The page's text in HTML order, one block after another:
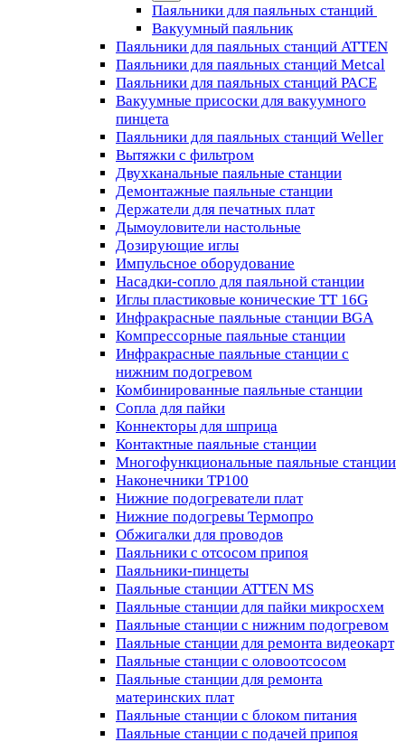
Паяльники для паяльных станций
Вакуумный паяльник
Паяльники для паяльных станций ATTEN
Паяльники для паяльных станций Metcal
Паяльники для паяльных станций PACE
Вакуумные присоски для вакуумного
пинцета
Паяльники для паяльных станций Weller
Вытяжки с фильтром
Двухканальные паяльные станции
Демонтажные паяльные станции
Держатели для печатных плат
Дымоуловители настольные
Дозирующие иглы
Импульсное оборудование
Насадки-сопло для паяльной станции
Иглы пластиковые конические TT 16G
Инфракрасные паяльные станции BGA
Компрессорные паяльные станции
Инфракрасные паяльные станции с
нижним подогревом
Комбинированные паяльные станции
Сопла для пайки
Коннекторы для шприца
Контактные паяльные станции
Многофункциональные паяльные станции
Наконечники TP100
Нижние подогреватели плат
Нижние подогревы Термопро
Обжигалки для проводов
Паяльники с отсосом припоя
Паяльники-пинцеты
Паяльные станции ATTEN MS
Паяльные станции для пайки микросхем
Паяльные станции с нижним подогревом
Паяльные станции для ремонта видеокарт
Паяльные станции с оловоотсосом
Паяльные станции для ремонта
материнских плат
Паяльные станции с блоком питания
Паяльные станции с подачей припоя